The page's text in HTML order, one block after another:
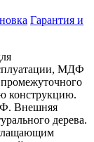
Гарантия и
МДФ
конструкцию.
Внешняя
дерева.